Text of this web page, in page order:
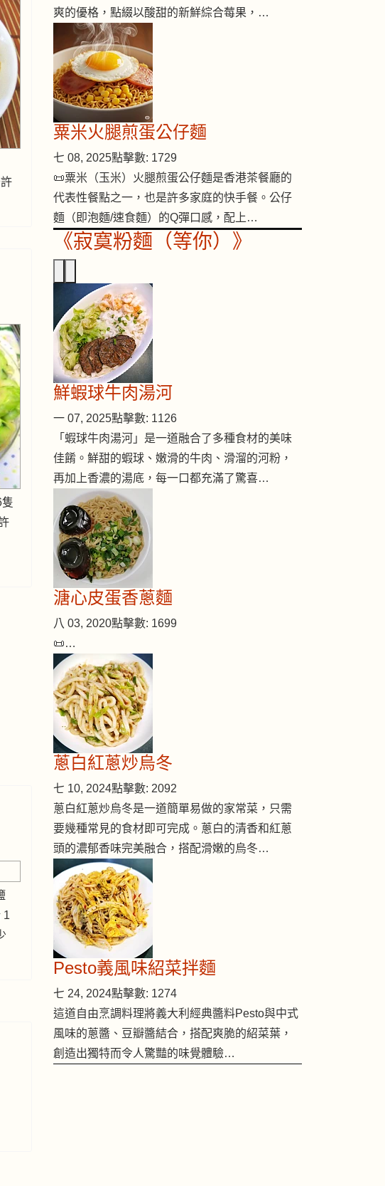
爽的優格，點綴以酸甜的新鮮綜合莓果，…
粟米火腿煎蛋公仔麵
七 08, 2025點擊數: 1729
📜粟米（玉米）火腿煎蛋公仔麵是香港茶餐廳的
代表性餐點之一，也是許多家庭的快手餐。公仔
麵（即泡麵/速食麵）的Q彈口感，配上…
《寂寞粉麵（等你）》
鮮蝦球牛肉湯河
一 07, 2025點擊數: 1126
「蝦球牛肉湯河」是一道融合了多種食材的美味
佳餚。鮮甜的蝦球、嫩滑的牛肉、滑溜的河粉，
再加上香濃的湯底，每一口都充滿了驚喜…
溏心皮蛋香蔥麵
八 03, 2020點擊數: 1699
📜…
蔥白紅蔥炒烏冬
七 10, 2024點擊數: 2092
蔥白紅蔥炒烏冬是一道簡單易做的家常菜，只需
要幾種常見的食材即可完成。蔥白的清香和紅蔥
頭的濃郁香味完美融合，搭配滑嫩的烏冬…
Pesto義風味紹菜拌麵
七 24, 2024點擊數: 1274
這道自由烹調料理將義大利經典醬料Pesto與中式
風味的蔥醬、豆瓣醬結合，搭配爽脆的紹菜葉，
創造出獨特而令人驚豔的味覺體驗…